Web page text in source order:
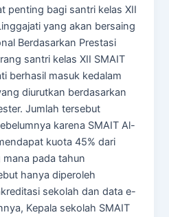
penting bagi santri kelas XII
yang akan bersaing
Berdasarkan Prestasi
santri kelas XII SMAIT
berhasil masuk kedalam
diurutkan berdasarkan
Jumlah tersebut
karena SMAIT Al-
kuota 45% dari
pada tahun
hanya diperoleh
sekolah dan data e-
Kepala sekolah SMAIT